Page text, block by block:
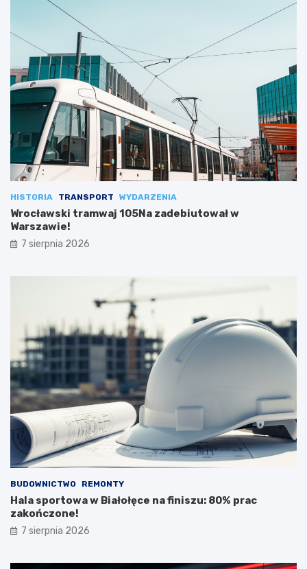
HISTORIA TRANSPORT WYDARZENIA
Wrocławski tramwaj 105Na zadebiutował w
Warszawie!
7 sierpnia 2026
BUDOWNICTWO REMONTY
Hala sportowa w Białołęce na finiszu: 80% prac
zakończone!
7 sierpnia 2026